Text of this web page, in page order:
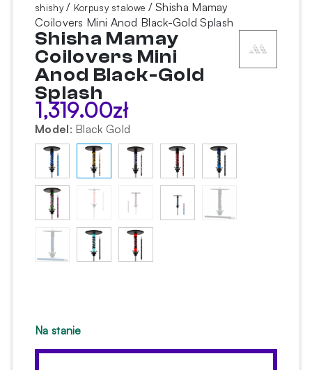
shishy/ Korpusy stalowe / Shisha Mamay
Coilovers Mini Anod Black-Gold Splash
Shisha Mamay
Coilovers Mini
Anod Black-Gold
Splash
1,319.00zł
Model: Black Gold
Na stanie